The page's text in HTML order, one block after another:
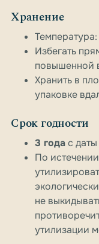
Хранение
Температура:
Избегать
повышенной
Хранить в
упаковке
Срок годности
3 годас
По
не
утилизации